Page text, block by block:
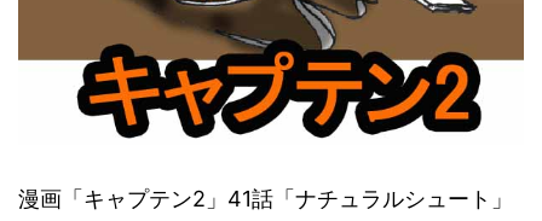
漫画「キャプテン2」41話「ナチュラルシュート」